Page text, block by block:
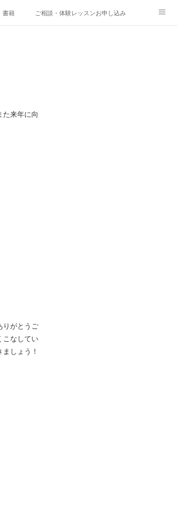
書籍 ご相談・体験レッスンお申し込み
来年に向
りがとうご
こなしてい
しょう！